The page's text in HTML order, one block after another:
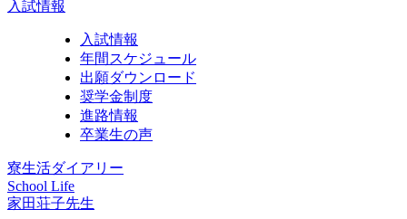
入試情報
入試情報
年間スケジュール
出願ダウンロード
奨学金制度
進路情報
卒業生の声
寮生活ダイアリー
School Life
家田荘子先生